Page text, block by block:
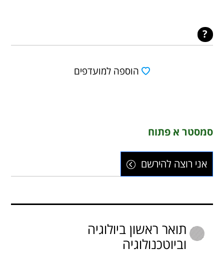
הוספה למועדפים
סמסטר א פתוח
אני רוצה להירשם
תואר ראשון ביולוגיה
וביוטכנולוגיה